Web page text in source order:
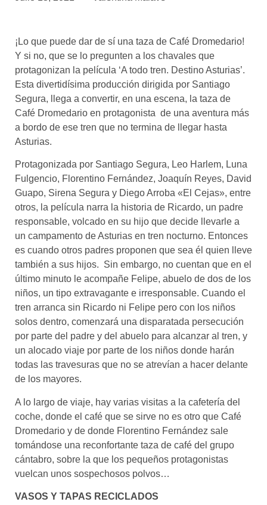
el café siempre tiene
algo nuevo que
enseñarnos
BOLSA DE TRABAJO
¡te imaginas vivir de tu pasión
por el café?
CONTACTO
de ti!
¡Lo que puede dar de sí una taza de Café Dromedario!
Y si no, que se lo pregunten a los chavales que
protagonizan la película ‘A todo tren. Destino Asturias’.
Esta divertidísima producción dirigida por Santiago
Segura, llega a convertir, en una escena, la taza de
Café Dromedario en protagonista de una aventura más
a bordo de ese tren que no termina de llegar hasta
Asturias.
Protagonizada por Santiago Segura, Leo Harlem, Luna
Fulgencio, Florentino Fernández, Joaquín Reyes, David
Guapo, Sirena Segura y Diego Arroba «El Cejas», entre
otros, la película narra la historia de Ricardo, un padre
responsable, volcado en su hijo que decide llevarle a
un campamento de Asturias en tren nocturno. Entonces
es cuando otros padres proponen que sea él quien lleve
también a sus hijos. Sin embargo, no cuentan que en el
último minuto le acompañe Felipe, abuelo de dos de los
niños, un tipo extravagante e irresponsable. Cuando el
tren arranca sin Ricardo ni Felipe pero con los niños
solos dentro, comenzará una disparatada persecución
por parte del padre y del abuelo para alcanzar al tren, y
un alocado viaje por parte de los niños donde harán
todas las travesuras que no se atrevían a hacer delante
de los mayores.
A lo largo de viaje, hay varias visitas a la cafetería del
coche, donde el café que se sirve no es otro que Café
Dromedario y de donde Florentino Fernández sale
tomándose una reconfortante taza de café del grupo
cántabro, sobre la que los pequeños protagonistas
vuelcan unos sospechosos polvos…
VASOS Y TAPAS RECICLADOS